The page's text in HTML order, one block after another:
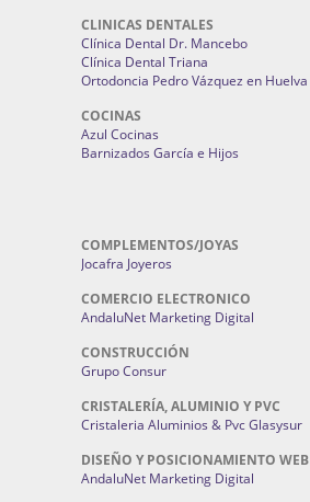
CLINICAS DENTALES
Clínica Dental Dr. Mancebo
Clínica Dental Triana
Ortodoncia Pedro Vázquez en Huelva
COCINAS
Azul Cocinas
Barnizados García e Hijos
COMPLEMENTOS/JOYAS
Jocafra Joyeros
COMERCIO ELECTRONICO
AndaluNet Marketing Digital
CONSTRUCCIÓN
Grupo Consur
CRISTALERÍA, ALUMINIO Y PVC
Cristaleria Aluminios & Pvc Glasysur
DISEÑO Y POSICIONAMIENTO WEB
AndaluNet Marketing Digital